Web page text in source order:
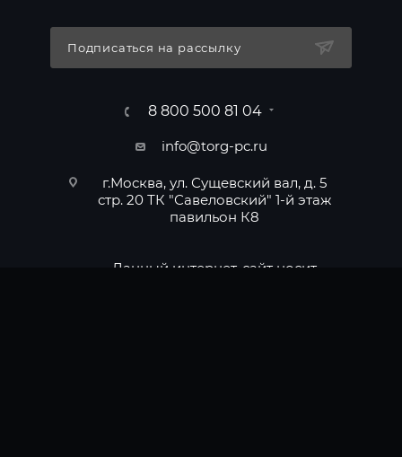
Подписаться на рассылку
8 800 500 81 04
info@torg-pc.ru
г.Москва, ул. Сущевский вал, д. 5
стр. 20 ТК "Савеловский" 1-й этаж
павильон К8
Данный интернет-сайт носит